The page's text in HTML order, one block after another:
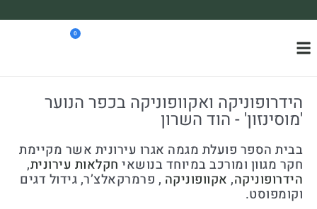
0
הידרופוניקה ואקוופוניקה בכפר הנוער
'מוסינזון' - הוד השרון
בבית הספר פועלת מגמה אגרו עירונית אשר מקיימת
חקר מגוון ומורכב במיוחד בנושאי חקלאות עירונית,
הידרופוניקה, אקוופוניקה , פרמרקאלצ’ר, גידול דגים
וקומפוסט.